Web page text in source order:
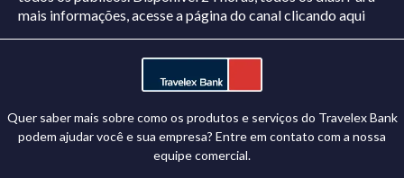
mais informações, acesse a página do canalclicando aqui
Quer saber mais sobre como os produtos e serviços do Travelex Bank
podem ajudar você e sua empresa? Entre em contato com a nossa
equipe comercial.